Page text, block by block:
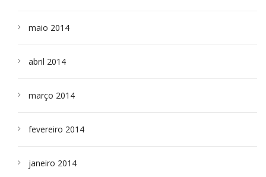
maio 2014
abril 2014
março 2014
fevereiro 2014
janeiro 2014